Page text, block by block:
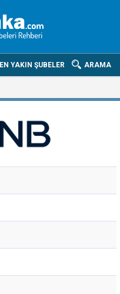
ARAMA
EN YAKIN ŞUBELER